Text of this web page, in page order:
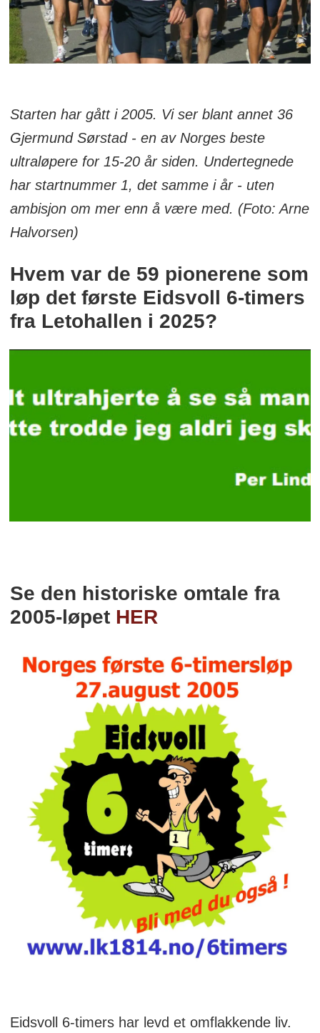
Starten har gått i 2005. Vi ser blant annet 36
Gjermund Sørstad - en av Norges beste
ultraløpere for 15-20 år siden. Undertegnede
har startnummer 1, det samme i år - uten
ambisjon om mer enn å være med. (Foto: Arne
Halvorsen)
Hvem var de 59 pionerene som
løp det første Eidsvoll 6-timers
fra Letohallen i 2025?
Se den historiske omtale fra
2005-løpet HER
Eidsvoll 6-timers har levd et omflakkende liv.